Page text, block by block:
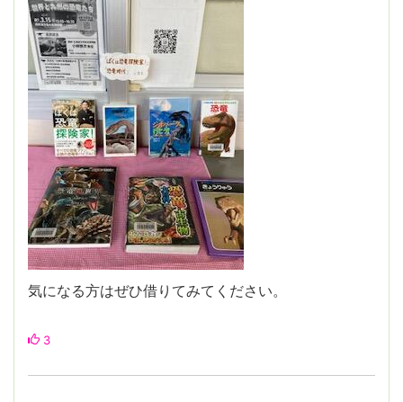
気になる方はぜひ借りてみてください。
3